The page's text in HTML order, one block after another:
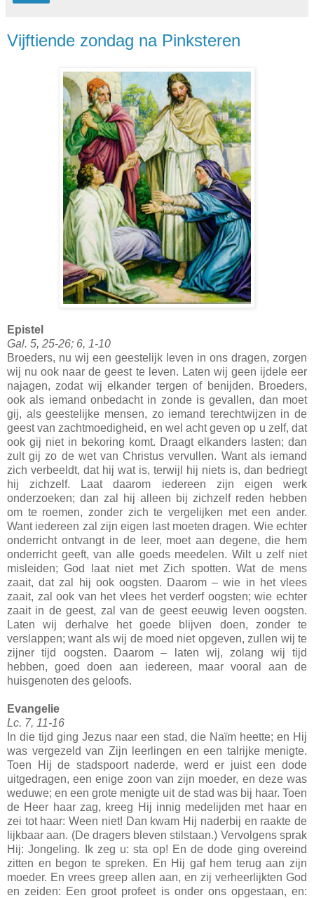
Vijftiende zondag na Pinksteren
Epistel
Gal. 5, 25-26; 6, 1-10
Broeders, nu wij een geestelijk leven in ons dragen, zorgen
wij nu ook naar de geest te leven. Laten wij geen ijdele eer
najagen, zodat wij elkander tergen of benijden. Broeders,
ook als iemand onbedacht in zonde is gevallen, dan moet
gij, als geestelijke mensen, zo iemand terechtwijzen in de
geest van zachtmoedigheid, en wel acht geven op u zelf, dat
ook gij niet in bekoring komt. Draagt elkanders lasten; dan
zult gij zo de wet van Christus vervullen. Want als iemand
zich verbeeldt, dat hij wat is, terwijl hij niets is, dan bedriegt
hij zichzelf. Laat daarom iedereen zijn eigen werk
onderzoeken; dan zal hij alleen bij zichzelf reden hebben
om te roemen, zonder zich te vergelijken met een ander.
Want iedereen zal zijn eigen last moeten dragen. Wie echter
onderricht ontvangt in de leer, moet aan degene, die hem
onderricht geeft, van alle goeds meedelen. Wilt u zelf niet
misleiden; God laat niet met Zich spotten. Wat de mens
zaait, dat zal hij ook oogsten. Daarom – wie in het vlees
zaait, zal ook van het vlees het verderf oogsten; wie echter
zaait in de geest, zal van de geest eeuwig leven oogsten.
Laten wij derhalve het goede blijven doen, zonder te
verslappen; want als wij de moed niet opgeven, zullen wij te
zijner tijd oogsten. Daarom – laten wij, zolang wij tijd
hebben, goed doen aan iedereen, maar vooral aan de
huisgenoten des geloofs.
Evangelie
Lc. 7, 11-16
In die tijd ging Jezus naar een stad, die Naïm heette; en Hij
was vergezeld van Zijn leerlingen en een talrijke menigte.
Toen Hij de stadspoort naderde, werd er juist een dode
uitgedragen, een enige zoon van zijn moeder, en deze was
weduwe; en een grote menigte uit de stad was bij haar. Toen
de Heer haar zag, kreeg Hij innig medelijden met haar en
zei tot haar: Ween niet! Dan kwam Hij naderbij en raakte de
lijkbaar aan. (De dragers bleven stilstaan.) Vervolgens sprak
Hij: Jongeling. Ik zeg u: sta op! En de dode ging overeind
zitten en begon te spreken. En Hij gaf hem terug aan zijn
moeder. En vrees greep allen aan, en zij verheerlijkten God
en zeiden: Een groot profeet is onder ons opgestaan, en: